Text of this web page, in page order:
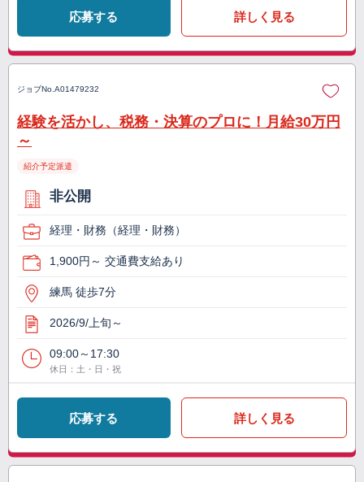
応募する 詳しく見る
ジョブNo. A01479232
経験を活かし、税務・決算のプロに！月給30万円
～
紹介予定派遣
非公開
経理・財務（経理・財務）
1,900円～ 交通費支給あり
練馬 徒歩7分
2026/9/上旬～
09:00～17:30
休日：土・日・祝
応募する 詳しく見る